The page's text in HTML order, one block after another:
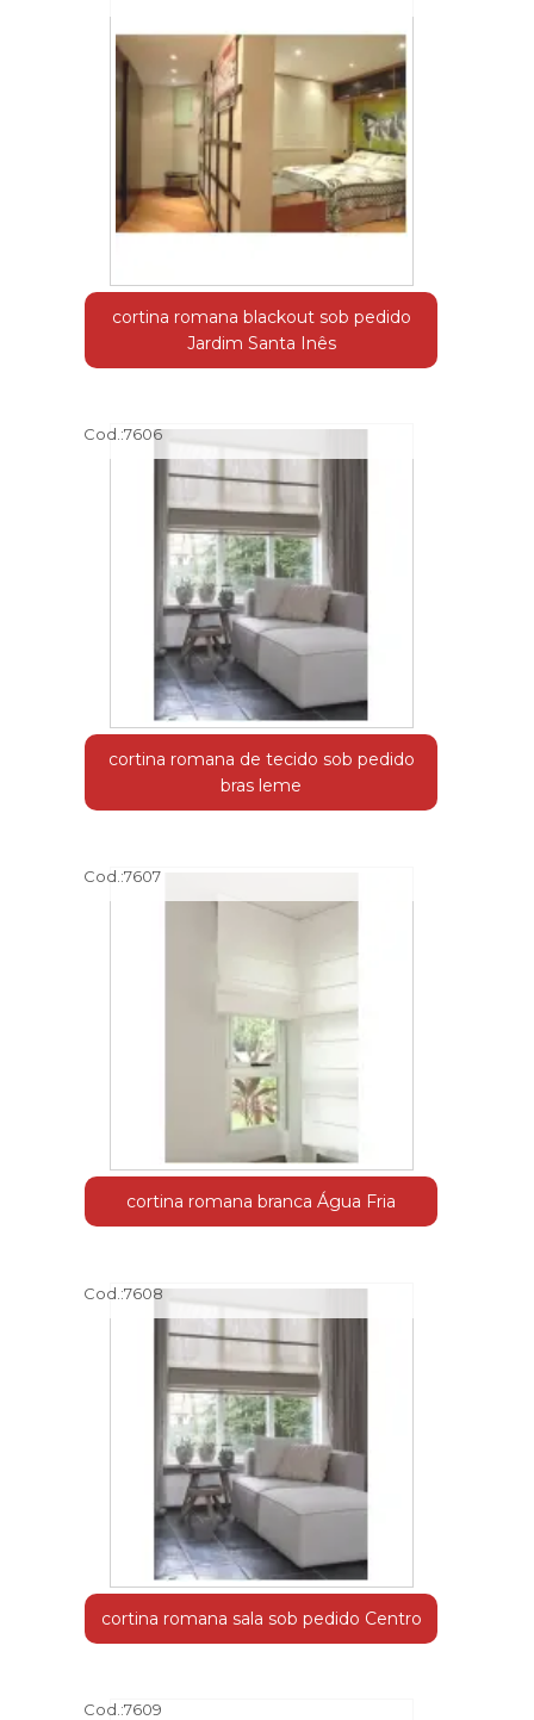
cortina romana blackout sob pedido
Jardim Santa Inês
Cod.:7606
cortina romana de tecido sob pedido
bras leme
Cod.:7607
cortina romana branca Água Fria
Cod.:7608
cortina romana sala sob pedido Centro
Cod.:7609